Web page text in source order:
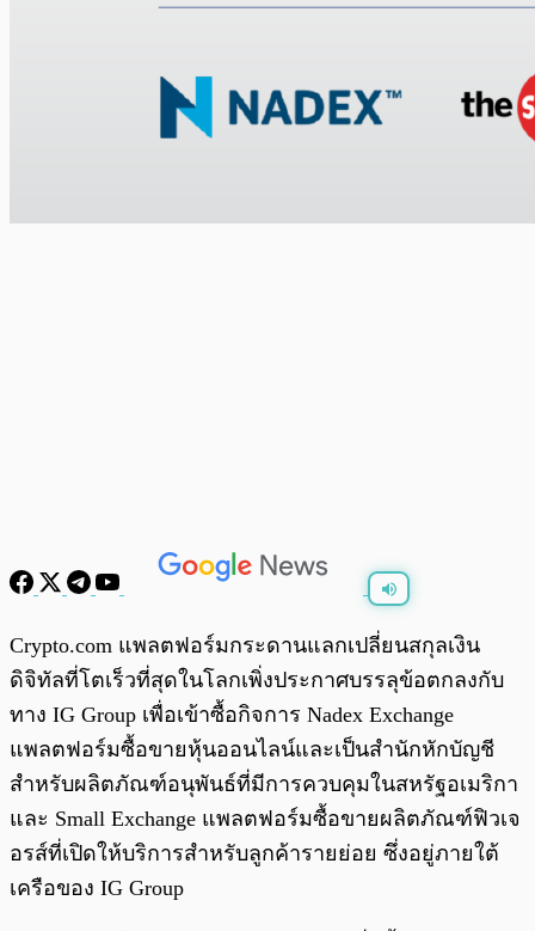
0:00
Crypto.com แพลตฟอร์มกระดานแลกเปลี่ยนสกุลเงิน
ดิจิทัลที่โตเร็วที่สุดในโลกเพิ่งประกาศบรรลุข้อตกลงกับ
ทาง IG Group เพื่อเข้าซื้อกิจการ Nadex Exchange
แพลตฟอร์มซื้อขายหุ้นออนไลน์และเป็นสำนักหักบัญชี
สำหรับผลิตภัณฑ์อนุพันธ์ที่มีการควบคุมในสหรัฐอเมริกา
และ Small Exchange แพลตฟอร์มซื้อขายผลิตภัณฑ์ฟิวเจ
อรส์ที่เปิดให้บริการสำหรับลูกค้ารายย่อย ซึ่งอยู่ภายใต้
เครือของ IG Group